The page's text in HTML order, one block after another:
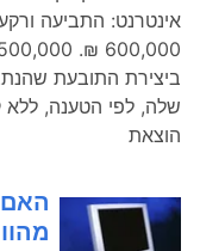
ביצירת התובעת
הוצאת
האם